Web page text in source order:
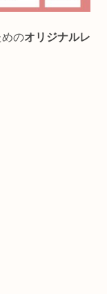
めのオリジナルレ